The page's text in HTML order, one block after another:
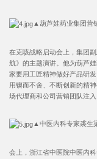
▲葫芦娃药业集团营
在克咳战略启动会上，集团
航》的主题演讲。他为葫芦
家要用工匠精神做好产品研
用锲而不舍、不断创新的精
场代理商和公司营销团队注入
▲中医内科专家裘生
会上，浙江省中医院中医内